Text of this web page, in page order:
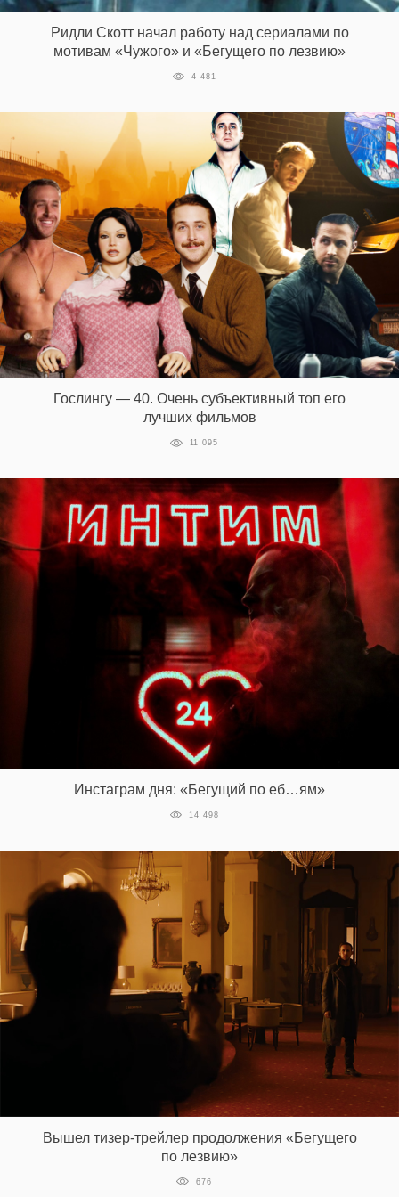
Ридли Скотт начал работу над сериалами по
мотивам «Чужого» и «Бегущего по лезвию»
4 481
Гослингу — 40. Очень субъективный топ его
лучших фильмов
11 095
Инстаграм дня: «Бегущий по еб…ям»
14 498
Вышел тизер-трейлер продолжения «Бегущего
по лезвию»
676